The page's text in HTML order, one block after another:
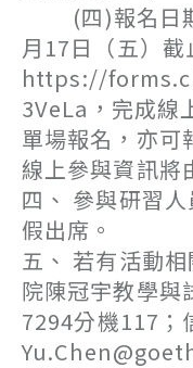
(四)報名日期
月17日（五）
https://
3VeLa，完成線
單場報名，亦可
線上參與資訊將
四、 參與研習
假出席。
五、 若有活動
院陳冠宇教學與
7294分機117；